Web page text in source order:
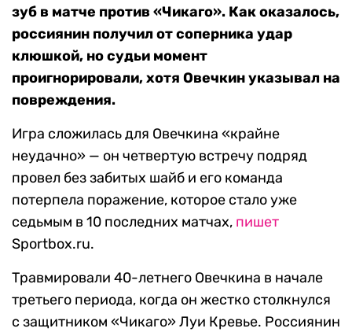
зуб в матче против «Чикаго». Как оказалось,
россиянин получил от соперника удар
клюшкой, но судьи момент
проигнорировали, хотя Овечкин указывал на
повреждения.
Игра сложилась для Овечкина «крайне
неудачно» — он четвертую встречу подряд
провел без забитых шайб и его команда
потерпела поражение, которое стало уже
седьмым в 10 последних матчах, пишет
Sportbox.ru.
Травмировали 40-летнего Овечкина в начале
третьего периода, когда он жестко столкнулся
с защитником «Чикаго» Луи Кревье. Россиянин